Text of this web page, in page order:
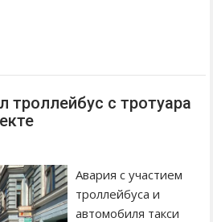
троллейбус с тротуара
Авария с участием
троллейбуса и
автомобиля такси